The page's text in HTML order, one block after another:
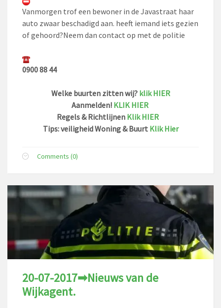
Vanmorgen trof een bewoner in de Javastraat haar
auto zwaar beschadigd aan. heeft iemand iets gezien
of gehoord?Neem dan contact op met de politie
0900 88 44
Welke buurten zitten wij? klik HIER
Aanmelden! KLIK HIER
Regels & Richtlijnen Klik HIER
Tips: veiligheid Woning & Buurt Klik Hier
Comments (0)
20-07-2017➡Nieuws van de
Wijkagent.